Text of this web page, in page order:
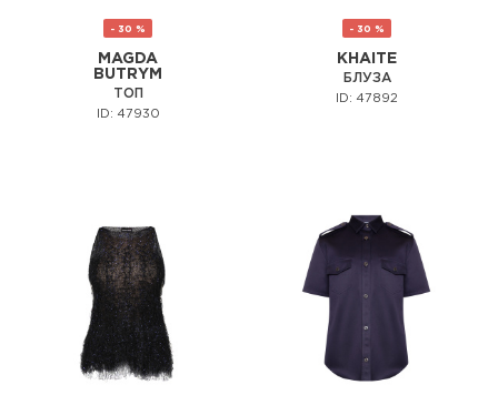
- 30 %
MAGDA
BUTRYM
ТОП
ID: 47930
- 30 %
KHAITE
БЛУЗА
ID: 47892